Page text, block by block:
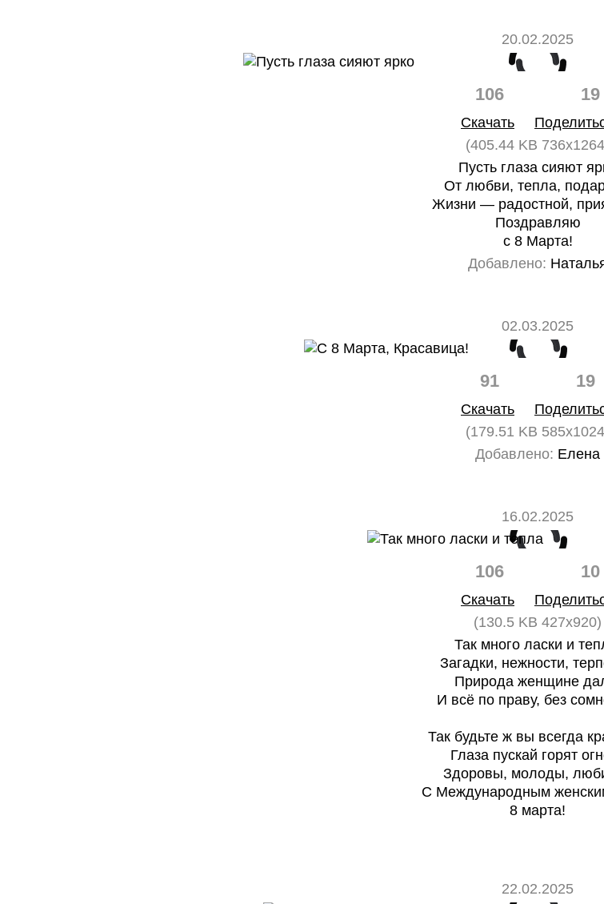
20.02.2025
106 19
Скачать
(405.44 KB
Пусть глаза сияют
От любви, тепла,
Жизни — радостной,
Поздравляю
с 8 Марта!
Добавлено:
02.03.2025
91 19
Скачать
(179.51 KB
Добавлено: Елена
16.02.2025
106 10
Скачать
(130.5 KB 427x920)
Так много ласки и
Загадки, нежности,
Природа женщине
И всё по праву, без
Так будьте ж вы всегда
Глаза пускай горят
Здоровы, молоды,
С Международным
8 марта!
22.02.2025